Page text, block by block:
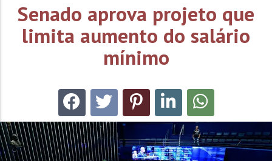
Senado aprova projeto que
limita aumento do salário
mínimo